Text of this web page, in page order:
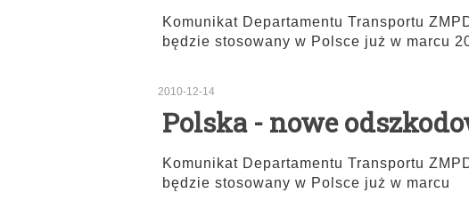
Komunikat Departamentu Transportu
będzie stosowany w Polsce już w marcu
2010-12-14
Polska - nowe
Komunikat Departamentu Transportu
będzie stosowany w Polsce już w marcu